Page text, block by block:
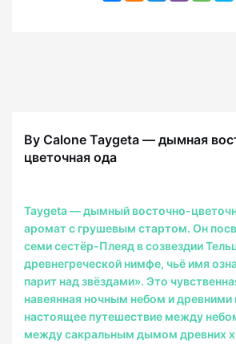
By Calone Taygeta — дымная
цветочная ода
Taygeta — дымный восточно-
аромат с грушевым стартом. Он
семи сестёр-Плеяд в созвездии
древнегреческой нимфе, чьё имя
парит над звёздами». Это
навеянная ночным небом и
настоящее путешествие между
между сакральным дымом древних